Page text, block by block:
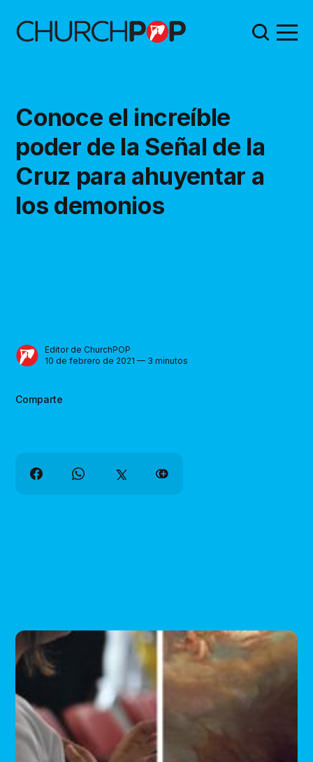
Conoce el increíble
poder de la Señal de la
Cruz para ahuyentar a
los demonios
Editor de ChurchPOP
10 de febrero de 2021 — 3 minutos
Comparte